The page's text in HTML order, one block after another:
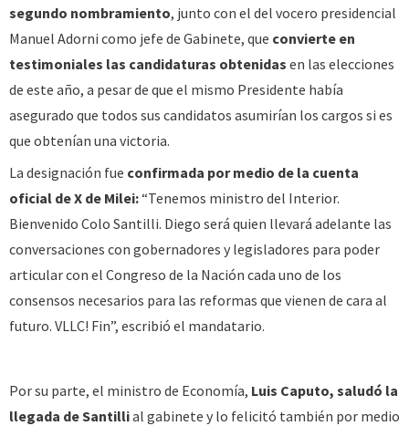
segundo nombramiento, junto con el del vocero presidencial
Manuel Adorni como jefe de Gabinete, que convierte en
testimoniales las candidaturas obtenidas en las elecciones
de este año, a pesar de que el mismo Presidente había
asegurado que todos sus candidatos asumirían los cargos si es
que obtenían una victoria.
La designación fue confirmada por medio de la cuenta
oficial de X de Milei:“Tenemos ministro del Interior.
Bienvenido Colo Santilli. Diego será quien llevará adelante las
conversaciones con gobernadores y legisladores para poder
articular con el Congreso de la Nación cada uno de los
consensos necesarios para las reformas que vienen de cara al
futuro. VLLC! Fin”, escribió el mandatario.
Por su parte, el ministro de Economía, Luis Caputo, saludó la
llegada de Santillial gabinete y lo felicitó también por medio